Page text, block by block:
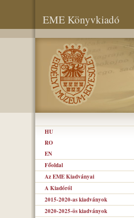
EME Könyvkiadó
HU
RO
EN
Főoldal
Az EME Kiadványai
A Kiadóról
2015-2020-as kiadványok
2020-2025-ös kiadványok